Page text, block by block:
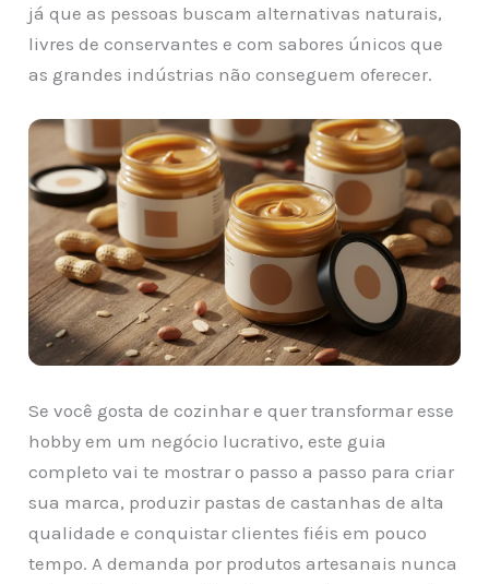
já que as pessoas buscam alternativas naturais,
livres de conservantes e com sabores únicos que
as grandes indústrias não conseguem oferecer.
Se você gosta de cozinhar e quer transformar esse
hobby em um negócio lucrativo, este guia
completo vai te mostrar o passo a passo para criar
sua marca, produzir pastas de castanhas de alta
qualidade e conquistar clientes fiéis em pouco
tempo. A demanda por produtos artesanais nunca